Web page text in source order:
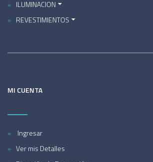
ILUMINACION
REVESTIMIENTOS
MI CUENTA
Ingresar
Ver mis Detalles